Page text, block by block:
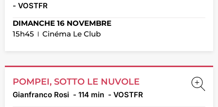
DIMANCHE 16 NOVEMBRE
15h45
Cinéma Le Club
- VOSTFR
POMPEI, SOTTO LE NUVOLE
Gianfranco Rosi - 114 min - VOSTFR